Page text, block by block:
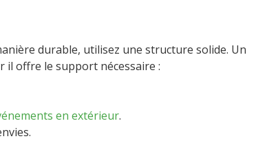
durable, utilisez une structure solide. Un
il offre le support nécessaire :
en extérieur.